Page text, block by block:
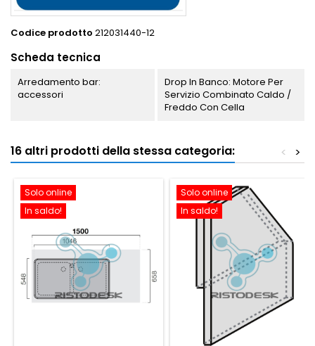
Codice prodotto 212031440-12
Scheda tecnica
Arredamento bar:
accessori
Drop In Banco: Motore Per
Servizio Combinato Caldo /
Freddo Con Cella
16 altri prodotti della stessa categoria: >
<
Solo online
In saldo!
Solo online
In saldo!